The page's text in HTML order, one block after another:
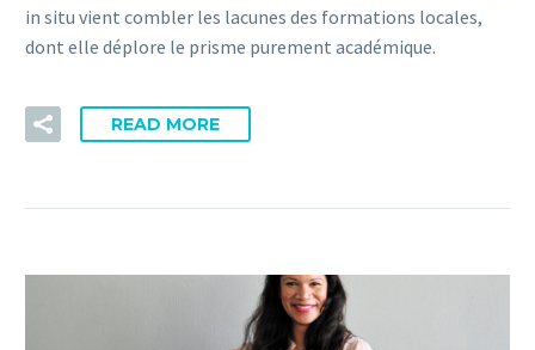
in situ vient combler les lacunes des formations locales,
dont elle déplore le prisme purement académique.
READ MORE